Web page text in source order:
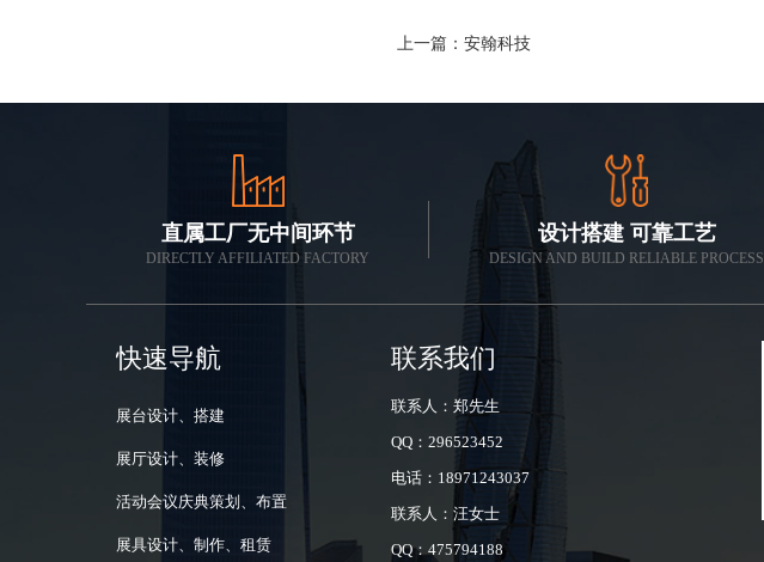
上一篇： 安翰科技
直属工厂无中间环节
DIRECTLY AFFILIATED FACTORY
设计搭建 可靠工艺
DESIGN AND BUILD RELIABLE PROCESS
快速导航
展台设计、搭建
展厅设计、装修
活动会议庆典策划、布置
展具设计、制作、租赁
联系我们
联系人：郑先生
QQ：296523452
电话：18971243037
联系人：汪女士
QQ：475794188